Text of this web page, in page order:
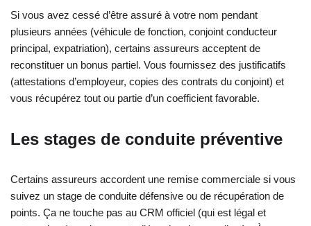
Si vous avez cessé d’être assuré à votre nom pendant
plusieurs années (véhicule de fonction, conjoint conducteur
principal, expatriation), certains assureurs acceptent de
reconstituer un bonus partiel. Vous fournissez des justificatifs
(attestations d’employeur, copies des contrats du conjoint) et
vous récupérez tout ou partie d’un coefficient favorable.
Les stages de conduite préventive
Certains assureurs accordent une remise commerciale si vous
suivez un stage de conduite défensive ou de récupération de
points. Ça ne touche pas au CRM officiel (qui est légal et